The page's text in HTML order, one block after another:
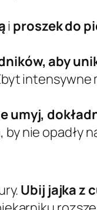
i proszek do
aby
umyj,
nie opadły
Ubij jajka z